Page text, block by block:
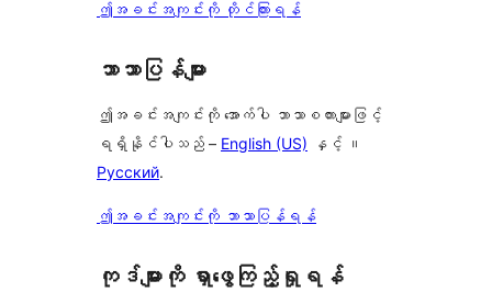
ဤအခင်းအကျင်းကို တိုင်ကြားရန်
ဘာသာပြန်များ
ဤအခင်းအကျင်းကို အောက်ပါ ဘာသာစကားများဖြင့်
ရရှိနိုင်ပါသည် – English (US) နှင့် ။
Русский.
ဤအခင်းအကျင်းကို ဘာသာပြန်ရန်
ကုဒ်များကို ရှာဖွေကြည့်ရှုရန်